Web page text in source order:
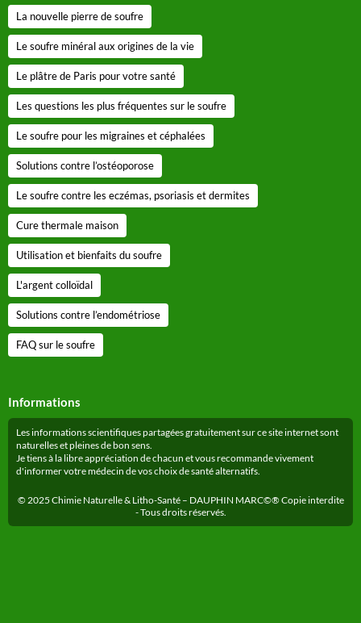
La nouvelle pierre de soufre
Le soufre minéral aux origines de la vie
Le plâtre de Paris pour votre santé
Les questions les plus fréquentes sur le soufre
Le soufre pour les migraines et céphalées
Solutions contre l’ostéoporose
Le soufre contre les eczémas, psoriasis et dermites
Cure thermale maison
Utilisation et bienfaits du soufre
L'argent colloïdal
Solutions contre l’endométriose
FAQ sur le soufre
Informations
Les informations scientifiques partagées gratuitement sur ce site internet sont
naturelles et pleines de bon sens.
Je tiens à la libre appréciation de chacun et vous recommande vivement
d'informer votre médecin de vos choix de santé alternatifs.
© 2025 Chimie Naturelle & Litho-Santé – DAUPHIN MARC©® Copie interdite
- Tous droits réservés.